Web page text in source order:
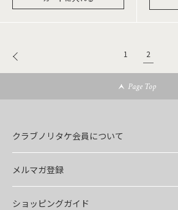
1 2
Page Top
クラブノリタケ会員について
メルマガ登録
ショッピングガイド